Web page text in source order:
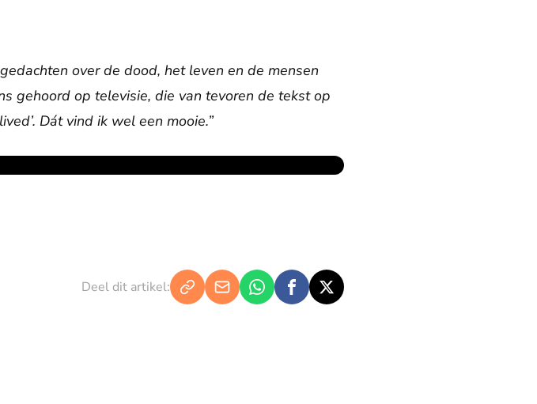
over de dood, het leven en de mensen
gehoord op televisie, die van tevoren de tekst op
Dát vind ik wel een mooie.”
Deel dit artikel: